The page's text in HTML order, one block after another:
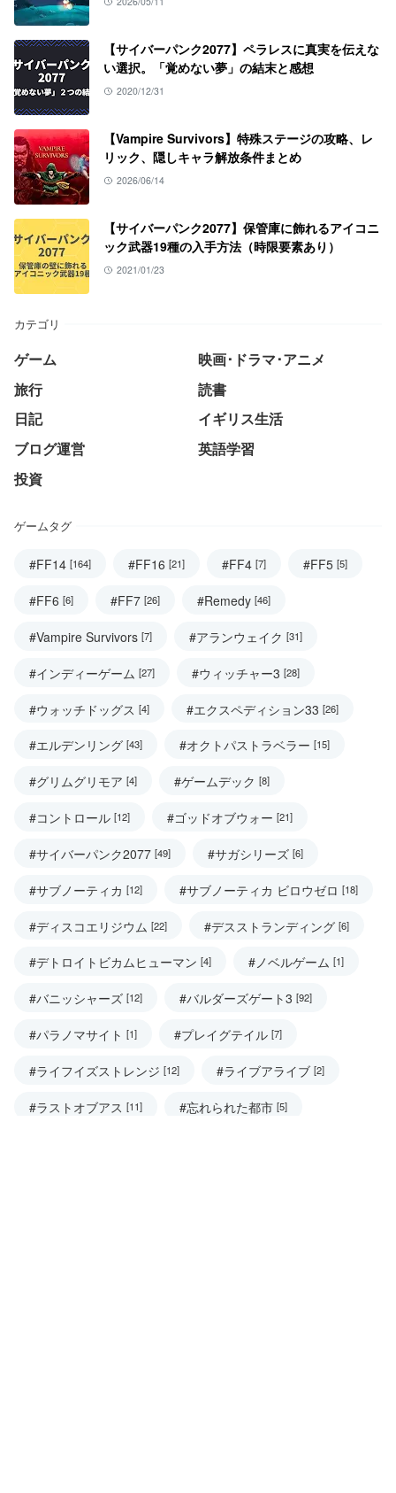
【サイバーパンク2077】ペラレスに真実を伝えな
い選択。「覚めない夢」の結末と感想
2020/12/31
【Vampire Survivors】特殊ステージの攻略、レ
リック、隠しキャラ解放条件まとめ
2026/06/14
【サイバーパンク2077】保管庫に飾れるアイコニ
ック武器19種の入手方法（時限要素あり）
2021/01/23
カテゴリ
ゲーム
映画･ドラマ･アニメ
旅行
読書
日記
イギリス生活
ブログ運営
英語学習
投資
ゲームタグ
#FF14 [164] #FF16 [21] #FF4 [7] #FF5 [5]
#FF6 [6] #FF7 [26] #Remedy [46]
#Vampire Survivors [7] #アランウェイク [31]
#インディーゲーム [27] #ウィッチャー3 [28]
#ウォッチドッグス [4] #エクスペディション33 [26]
#エルデンリング [43] #オクトパストラベラー [15]
#グリムグリモア [4] #ゲームデック [8]
#コントロール [12] #ゴッドオブウォー [21]
#サイバーパンク2077 [49] #サガシリーズ [6]
#サブノーティカ [12] #サブノーティカ ビロウゼロ [18]
#ディスコエリジウム [22] #デスストランディング [6]
#デトロイトビカムヒューマン [4] #ノベルゲーム [1]
#バニッシャーズ [12] #バルダーズゲート3 [92]
#パラノマサイト [1] #プレイグテイル [7]
#ライフイズストレンジ [12] #ライブアライブ [2]
#ラストオブアス [11] #忘れられた都市 [5]